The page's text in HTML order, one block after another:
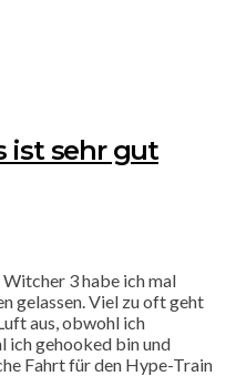
ist sehr gut
3 habe ich mal
gelassen. Viel zu oft geht
aus, obwohl ich
ich gehooked bin und
Fahrt für den Hype-Train